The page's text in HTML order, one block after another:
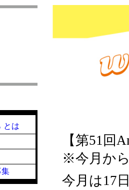
【第51回
※今月か
今月は17
とは
集